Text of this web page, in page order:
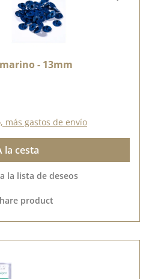
- 13mm
más gastos de envío
la cesta
la lista de deseos
product